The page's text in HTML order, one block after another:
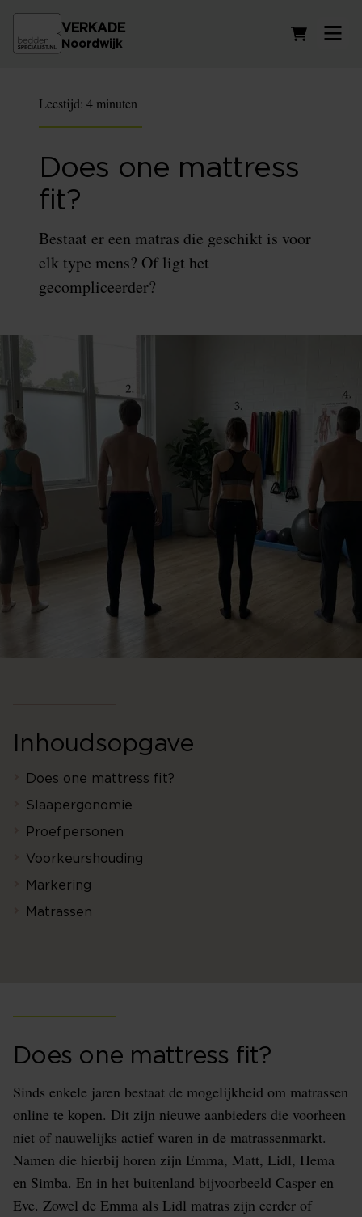
VERKADE
Noordwijk
Leestijd: 4 minuten
Does one mattress
fit?
Bestaat er een matras die geschikt is voor
elk type mens? Of ligt het
gecompliceerder?
Inhoudsopgave
Does one mattress fit?
Slaapergonomie
Proefpersonen
Voorkeurshouding
Markering
Matrassen
Does one mattress fit?
Sinds enkele jaren bestaat de mogelijkheid om matrassen
online te kopen. Dit zijn nieuwe aanbieders die voorheen
niet of nauwelijks actief waren in de matrassenmarkt.
Namen die hierbij horen zijn Emma, Matt, Lidl, Hema
en Simba. En in het buitenland bijvoorbeeld Casper en
Eve. Zowel de Emma als Lidl matras zijn eerder of